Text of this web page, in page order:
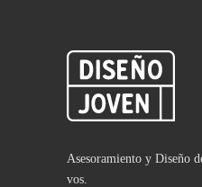
Asesoramiento y Diseño
vos.